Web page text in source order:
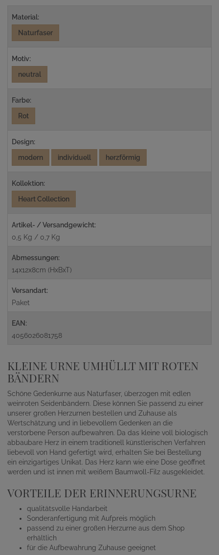
Material:
Naturfaser
Motiv:
neutral
Farbe:
Rot
Design:
modern
individuell herzförmig
Kollektion:
Heart Collection
Artikel- / Versandgewicht:
0,5 Kg / 0,7 Kg
Abmessungen:
14x12x8cm (HxBxT)
Versandart:
Paket
EAN:
4056026081758
KLEINE URNE UMHÜLLT MIT ROTEN
BÄNDERN
Schöne Gedenkurne aus Naturfaser, überzogen mit edlen
weinroten Seidenbändern. Diese können Sie passend zu einer
unserer großen Herzurnen bestellen und Zuhause als
Wertschätzung und in liebevollem Gedenken an die
verstorbene Person aufbewahren. Da das kleine voll biologisch
abbaubare Herz in einem traditionell künstlerischen Verfahren
liebevoll von Hand gefertigt wird, erhalten Sie bei Bestellung
ein einzigartiges Unikat. Das Herz kann wie eine Dose geöffnet
werden und ist innen mit weißem Baumwoll-Filz ausgekleidet.
VORTEILE DER ERINNERUNGSURNE
qualitätsvolle Handarbeit
Sonderanfertigung mit Aufpreis möglich
passend zu einer großen Herzurne aus dem Shop
erhältlich
für die Aufbewahrung Zuhause geeignet